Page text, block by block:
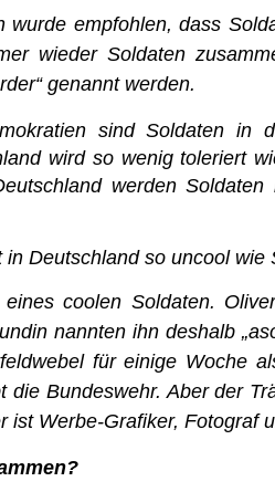
wurde empfohlen, dass
wieder Soldaten
genannt werden.
sind Soldaten in
wird so wenig toleriert
werden
Deutschland so uncool wie
coolen Soldaten.
nannten ihn deshalb
für einige Woche
die Bundeswehr. Aber der
ist Werbe-Grafiker, Fotograf